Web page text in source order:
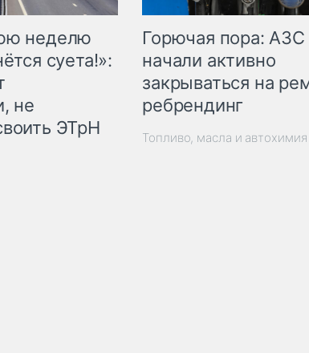
неделю
суета!»:
не
ЭТрН
Горючая пора: АЗС
начали активно
закрываться на
ребрендинг
Топливо, масла и автохимия